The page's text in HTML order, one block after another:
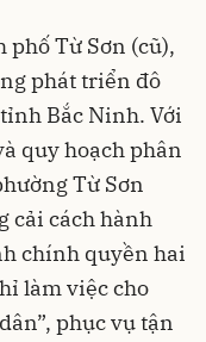
Từ Sơn (cũ),
phát triển đô
Bắc Ninh. Với
quy hoạch phân
Từ Sơn
cải cách hành
chính quyền hai
làm việc cho
phục vụ tận